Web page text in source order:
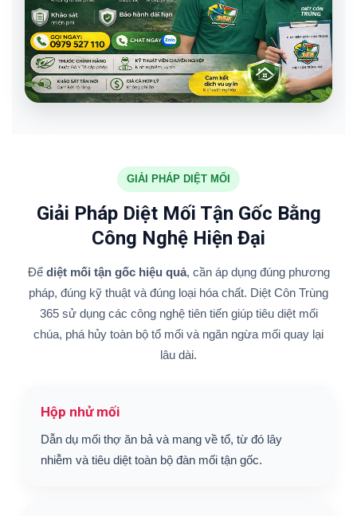
GIẢI PHÁP DIỆT MỐI
Giải Pháp Diệt Mối Tận Gốc Bằng
Công Nghệ Hiện Đại
Để diệt mối tận gốc hiệu quả, cần áp dụng đúng phương
pháp, đúng kỹ thuật và đúng loại hóa chất. Diệt Côn Trùng
365 sử dụng các công nghệ tiên tiến giúp tiêu diệt mối
chúa, phá hủy toàn bộ tổ mối và ngăn ngừa mối quay lại
lâu dài.
Hộp nhử mối
Dẫn dụ mối thợ ăn bả và mang về tổ, từ đó lây
nhiễm và tiêu diệt toàn bộ đàn mối tận gốc.